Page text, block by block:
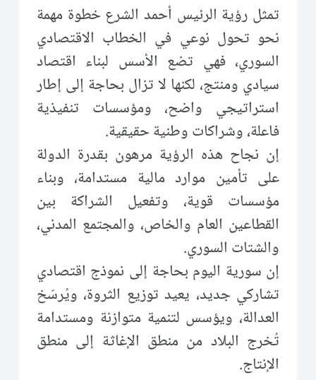
تمثل رؤية الرئيس أحمد الشرع خطوة مهمة
نحو تحول نوعي في الخطاب الاقتصادي
السوري، فهي تضع الأسس لبناء اقتصاد
سيادي ومنتج، لكنها لا تزال بحاجة إلى إطار
استراتيجي واضح، ومؤسسات تنفيذية
فاعلة، وشراكات وطنية حقيقية.
إن نجاح هذه الرؤية مرهون بقدرة الدولة
على تأمين موارد مالية مستدامة، وبناء
مؤسسات قوية، وتفعيل الشراكة بين
القطاعين العام والخاص، والمجتمع المدني،
والشتات السوري.
إن سورية اليوم بحاجة إلى نموذج اقتصادي
تشاركي جديد، يعيد توزيع الثروة، ويُرسّخ
العدالة، ويؤسس لتنمية متوازنة ومستدامة
تُخرج البلاد من منطق الإغاثة إلى منطق
الإنتاج.